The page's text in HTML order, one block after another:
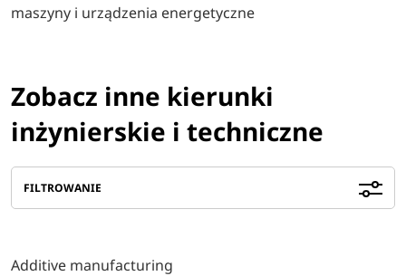
maszyny i urządzenia energetyczne
Zobacz inne kierunki
inżynierskie i techniczne
FILTROWANIE
Additive manufacturing